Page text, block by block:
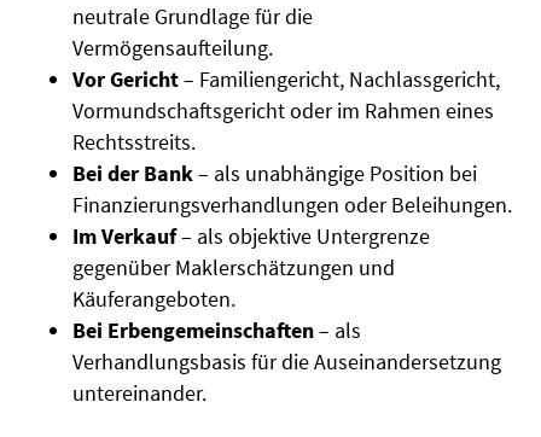
neutrale Grundlage für die
Vermögensaufteilung.
Vor Gericht– Familiengericht, Nachlassgericht,
Vormundschaftsgericht oder im Rahmen eines
Rechtsstreits.
Bei der Bank– als unabhängige Position bei
Finanzierungsverhandlungen oder Beleihungen.
Im Verkauf– als objektive Untergrenze
gegenüber Maklerschätzungen und
Käuferangeboten.
Bei Erbengemeinschaften– als
Verhandlungsbasis für die Auseinandersetzung
untereinander.